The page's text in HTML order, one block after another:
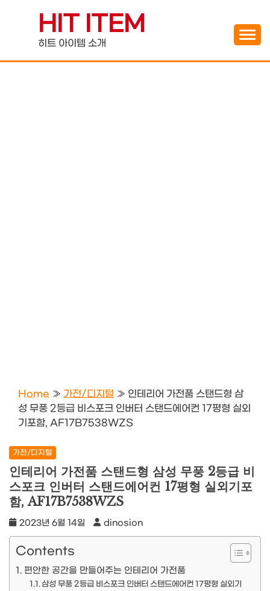
contentHIT ITEM
히트 아이템 소개
Home » 가전/디지털 » 인테리어 가전품 스탠드형 삼
성 무풍 2등급 비스포크 인버터 스탠드에어컨 17평형 실외
기포함, AF17B7538WZS
가전/디지털
인테리어 가전품 스탠드형 삼성 무풍 2등급 비
스포크 인버터 스탠드에어컨 17평형 실외기포
함, AF17B7538WZS
2023년 6월 14일 dinosion
Contents
편안한 공간을 만들어주는 인테리어 가전품
삼성 무풍 2등급 비스포크 인버터 스탠드에어컨 17평형 실외기